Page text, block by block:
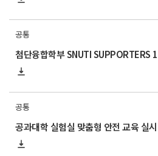
공통
첨단융합학부 SNUTI SUPPORTERS
공통
공과대학 실험실 맞춤형 안전 교육 실